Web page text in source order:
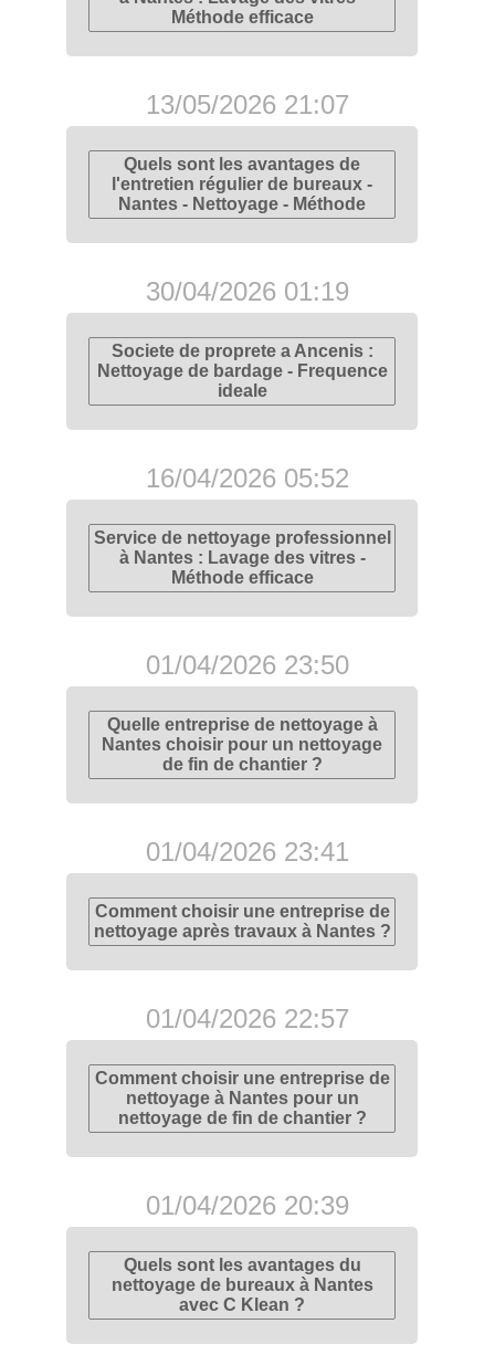
Méthode efficace
13/05/2026 21:07
Quels sont les avantages de
l'entretien régulier de bureaux -
Nantes - Nettoyage - Méthode
30/04/2026 01:19
Societe de proprete a Ancenis :
Nettoyage de bardage - Frequence
ideale
16/04/2026 05:52
Service de nettoyage professionnel
à Nantes : Lavage des vitres -
Méthode efficace
01/04/2026 23:50
Quelle entreprise de nettoyage à
Nantes choisir pour un nettoyage
de fin de chantier ?
01/04/2026 23:41
Comment choisir une entreprise de
nettoyage après travaux à Nantes ?
01/04/2026 22:57
Comment choisir une entreprise de
nettoyage à Nantes pour un
nettoyage de fin de chantier ?
01/04/2026 20:39
Quels sont les avantages du
nettoyage de bureaux à Nantes
avec C Klean ?